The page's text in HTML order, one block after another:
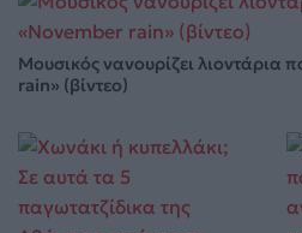
Μουσικός νανουρίζει λιοντάρια
rain» (βίντεο)